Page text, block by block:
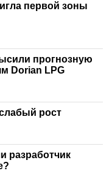
первой зоны
прогнозную
Dorian LPG
рост
разработчик